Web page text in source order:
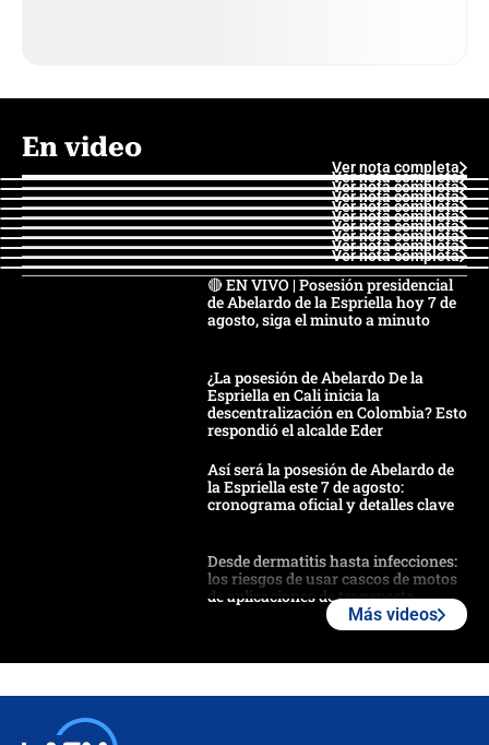
En video
Ver nota completa
Ver nota completa
Ver nota completa
Ver nota completa
Ver nota completa
Ver nota completa
Ver nota completa
Ver nota completa
Ver nota completa
Ver nota completa
🔴 EN VIVO | Posesión presidencial
de Abelardo de la Espriella hoy 7 de
agosto, siga el minuto a minuto
¿La posesión de Abelardo De la
Espriella en Cali inicia la
descentralización en Colombia? Esto
respondió el alcalde Eder
Así será la posesión de Abelardo de
la Espriella este 7 de agosto:
cronograma oficial y detalles clave
Desde dermatitis hasta infecciones:
los riesgos de usar cascos de motos
de aplicaciones de transporte
Más videos